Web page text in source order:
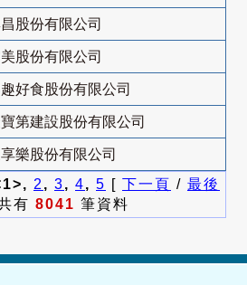
股份有限公司
股份有限公司
好食股份有限公司
第建設股份有限公司
樂股份有限公司
2 , 3, 4, 5 [ 下一頁 / 最後
有 8041 筆資料